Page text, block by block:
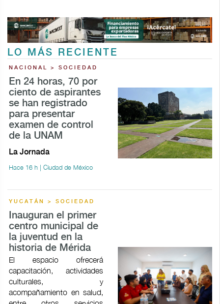
LO MÁS RECIENTE
NACIONAL > SOCIEDAD
En 24 horas, 70 por
ciento de aspirantes
se han registrado
para presentar
examen de control
de la UNAM
La Jornada
Hace 16 h | Ciudad de México
YUCATÁN > SOCIEDAD
Inauguran el primer
centro municipal de
la juventud en la
historia de Mérida
El espacio ofrecerá
capacitación, actividades
culturales, y
acompañamiento en salud,